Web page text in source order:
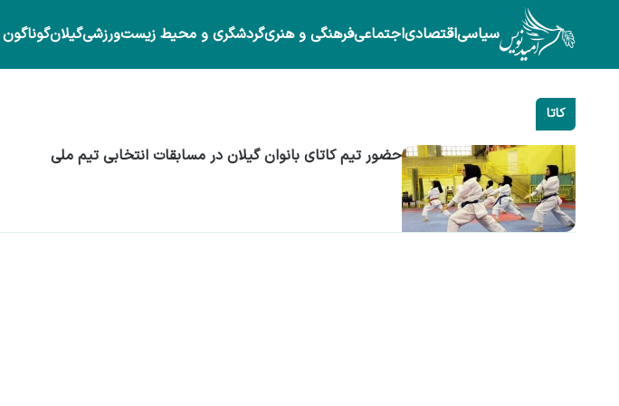
سیاسیاقتصادیاجتماعیفرهنگی و هنریگردشگری و محیط زیستورزشیگیلانگوناگون
کاتا
حضور تیم کاتای بانوان گیلان در مسابقات انتخابی تیم ملی